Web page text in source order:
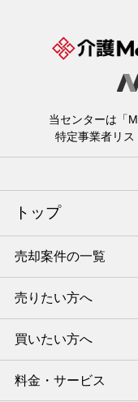
当センターは「
特定事業者リス
トップ
売却案件の一覧
売りたい方へ
買いたい方へ
料金・サービス